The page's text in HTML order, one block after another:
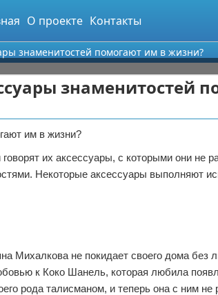
О проекте Контакты
знаменитостей помогают им в жизни?
знаменитостей
их аксессуары, с которыми они не
Некоторые аксессуары выполняют
Михалкова не покидает своего дома без
к Коко Шанель, которая любила
рода талисманом, и теперь она с ним не